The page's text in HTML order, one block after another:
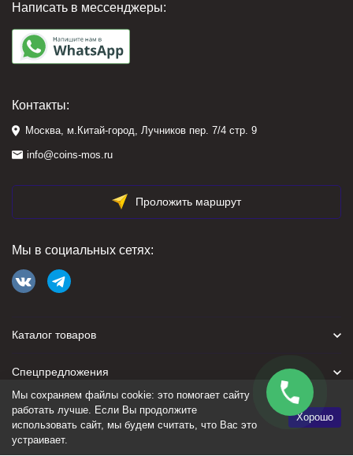
Написать в мессенджеры:
Контакты:
Москва, м.Китай-город, Лучников пер. 7/4 стр. 9
info@coins-mos.ru
Проложить маршрут
Мы в социальных сетях:
Каталог товаров
Спецпредложения
Для покупателя
Мы сохраняем файлы cookie: это помогает сайту
работать лучше. Если Вы продолжите
использовать сайт, мы будем считать, что Вас это
устраивает.
Хорошо